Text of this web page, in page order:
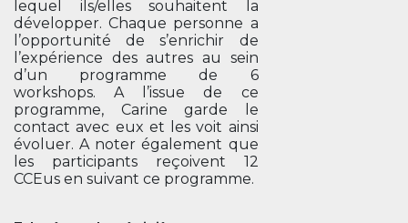
lequel ils/elles souhaitent la
développer. Chaque personne a
l’opportunité de s’enrichir de
l’expérience des autres au sein
d’un programme de 6
workshops. A l’issue de ce
programme, Carine garde le
contact avec eux et les voit ainsi
évoluer. A noter également que
les participants reçoivent 12
CCEus en suivant ce programme.